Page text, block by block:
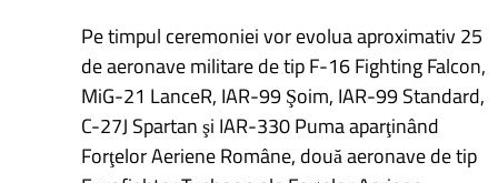
Pe timpul ceremoniei vor evolua aproximativ 25
de aeronave militare de tip F-16 Fighting Falcon,
MiG-21 LanceR, IAR-99 Şoim, IAR-99 Standard,
C-27J Spartan şi IAR-330 Puma aparţinând
Forţelor Aeriene Române, două aeronave de tip